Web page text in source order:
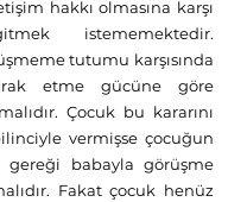
hakkı olmasına karşı
istememektedir.
tutumu karşısında
etme gücüne göre
Çocuk bu kararını
vermişse çocuğun
gereği babayla görüşme
Fakat çocuk henüz